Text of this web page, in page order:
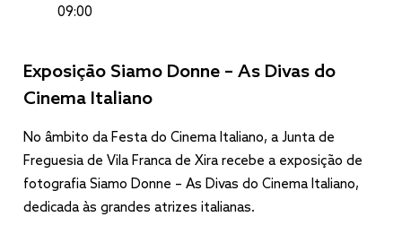
09:00
Exposição Siamo Donne – As Divas do
Cinema Italiano
No âmbito da Festa do Cinema Italiano, a Junta de
Freguesia de Vila Franca de Xira recebe a exposição de
fotografia Siamo Donne – As Divas do Cinema Italiano,
dedicada às grandes atrizes italianas.